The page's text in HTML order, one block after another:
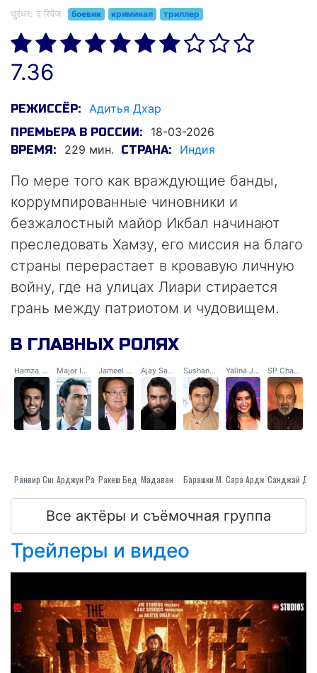
धुरंधर: द रिवेंज боевик криминал триллер
7.36
РЕЖИССЁР: Адитья Дхар
ПРЕМЬЕРА В РОССИИ: 18-03-2026
ВРЕМЯ: 229 мин. СТРАНА: Индия
По мере того как враждующие банды,
коррумпированные чиновники и
безжалостный майор Икбал начинают
преследовать Хамзу, его миссия на благо
страны перерастает в кровавую личную
войну, где на улицах Лиари стирается
грань между патриотом и чудовищем.
В ГЛАВНЫХ РОЛЯХ
Hamza Ali Mazari / Jaskirat Singh Rangi
Ранвир Сингх
Major Iqbal
Арджун Рампал
Jameel Jamali
Ракеш Беди
Ajay Sanyal
Мадаван
Sushant Bansal
Барашки Манав
Yalina Jamali
Сара Арджун
SP Chaudhary Aslam
Санджай
Все актёры и съёмочная группа
Трейлеры и видео